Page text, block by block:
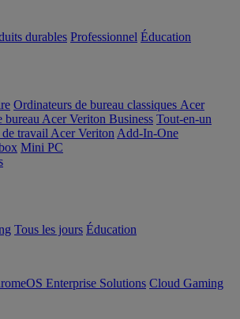
durables Professionnel Éducation
Ordinateurs de bureau classiques Acer
bureau Acer Veriton Business Tout-en-un
de travail Acer Veriton Add-In-One
Mini PC
Tous les jours Éducation
Enterprise Solutions Cloud Gaming